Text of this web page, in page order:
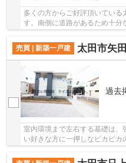
多くの方からご好評頂いてい
す。南側に道路があるため十分
売買 | 新築一戸建
太田市矢
過去
室内環境まで左右する基礎は、
い好きな方に一押しなピカピカ
力的な住環境のある、令和5年5